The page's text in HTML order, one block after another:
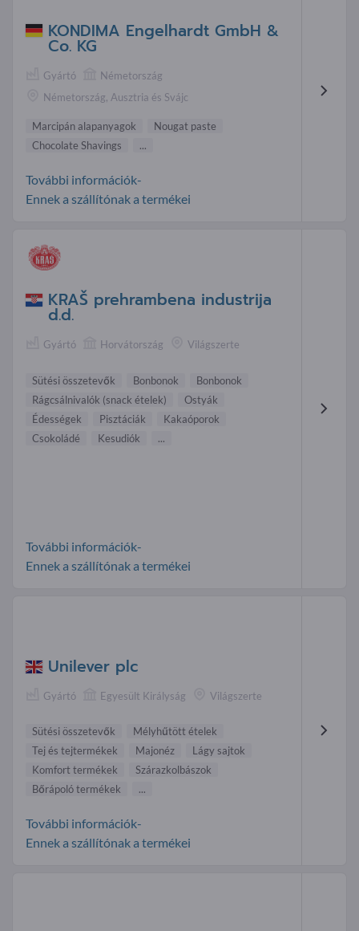
KONDIMA Engelhardt GmbH &
Co. KG
Gyártó
Németország
Németország, Ausztria és Svájc
Marcipán alapanyagok
Nougat paste
Chocolate Shavings
...
További információk-
Ennek a szállítónak a termékei
KRAŠ prehrambena industrija
d.d.
Gyártó Horvátország Világszerte
Sütési összetevők Bonbonok
Bonbonok
Rágcsálnivalók (snack ételek)
Ostyák
Édességek
Pisztáciák
Kakaóporok
Csokoládé
Kesudiók ...
További információk-
Ennek a szállítónak a termékei
Unilever plc
Gyártó Egyesült Királyság Világszerte
Sütési összetevők
Mélyhűtött ételek
Tej és tejtermékek
Majonéz
Lágy sajtok
Komfort termékek
Szárazkolbászok
Bőrápoló termékek
...
További információk-
Ennek a szállítónak a termékei